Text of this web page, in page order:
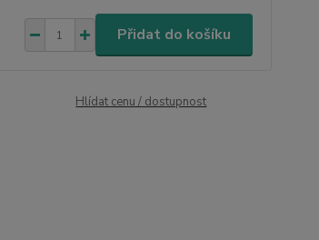
Přidat do košíku
Hlídat cenu / dostupnost